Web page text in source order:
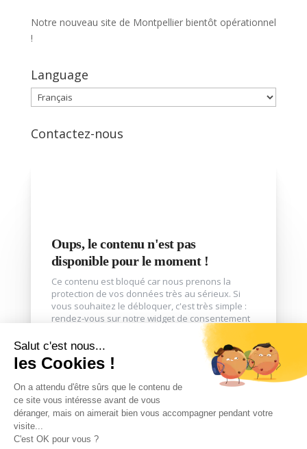
Notre nouveau site de Montpellier bientôt opérationnel
!
Language
Language
Contactez-nous
Oups, le contenu n'est pas
disponible pour le moment !
Ce contenu est bloqué car nous prenons la
protection de vos données très au sérieux. Si
vous souhaitez le débloquer, c'est très simple :
rendez-vous sur notre widget de consentement
des cookies, donnez votre accord pour
l'extension "Contact Form 7". Et le tour est joué !
J'accepte ce service